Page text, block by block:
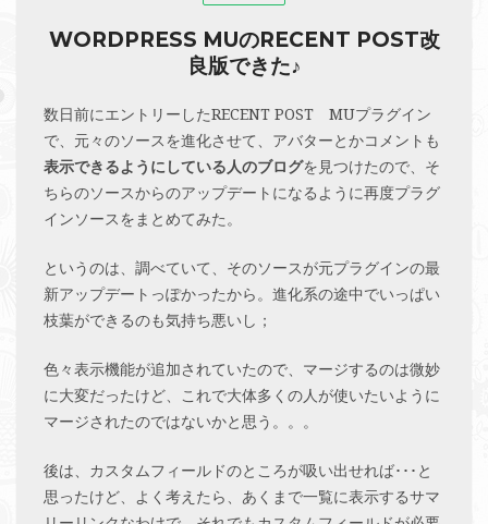
WORDPRESS MUのRECENT POST改
良版できた♪
数日前にエントリーしたRECENT POST MUプラグイン
で、元々のソースを進化させて、アバターとかコメントも
表示できるようにしている人のブログを見つけたので、そ
ちらのソースからのアップデートになるように再度プラグ
インソースをまとめてみた。
というのは、調べていて、そのソースが元プラグインの最
新アップデートっぽかったから。進化系の途中でいっぱい
枝葉ができるのも気持ち悪いし；
色々表示機能が追加されていたので、マージするのは微妙
に大変だったけど、これで大体多くの人が使いたいように
マージされたのではないかと思う。。。
後は、カスタムフィールドのところが吸い出せれば･･･と
思ったけど、よく考えたら、あくまで一覧に表示するサマ